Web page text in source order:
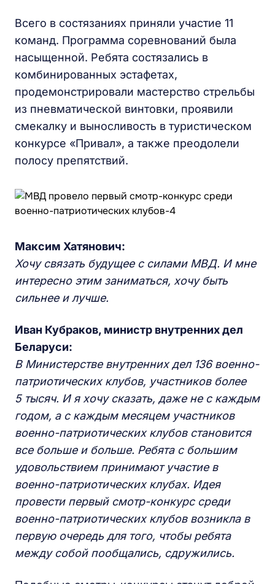
Всего в состязаниях приняли участие 11
команд. Программа соревнований была
насыщенной. Ребята состязались в
комбинированных эстафетах,
продемонстрировали мастерство стрельбы
из пневматической винтовки, проявили
смекалку и выносливость в туристическом
конкурсе «Привал», а также преодолели
полосу препятствий.
Максим Хатянович:
Хочу связать будущее с силами МВД. И мне
интересно этим заниматься, хочу быть
сильнее и лучше.
Иван Кубраков, министр внутренних дел
Беларуси:
В Министерстве внутренних дел 136 военно-
патриотических клубов, участников более
5 тысяч. И я хочу сказать, даже не с каждым
годом, а с каждым месяцем участников
военно-патриотических клубов становится
все больше и больше. Ребята с большим
удовольствием принимают участие в
военно-патриотических клубах. Идея
провести первый смотр-конкурс среди
военно-патриотических клубов возникла в
первую очередь для того, чтобы ребята
между собой пообщались, сдружились.